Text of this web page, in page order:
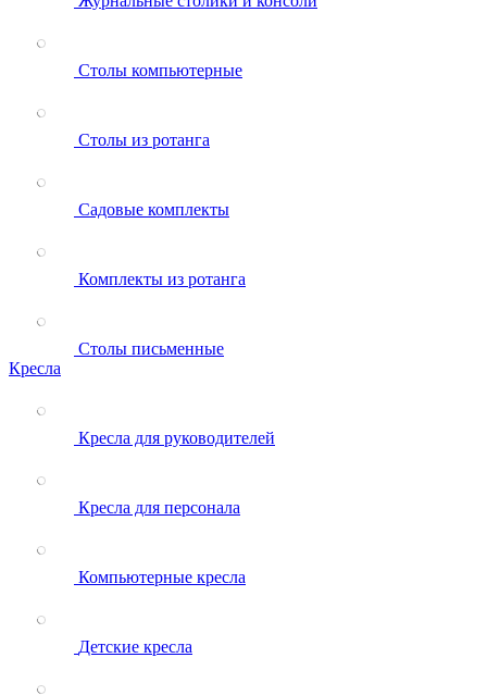
Столы компьютерные
Столы из ротанга
Садовые комплекты
Комплекты из ротанга
Столы письменные
Кресла
Кресла для руководителей
Кресла для персонала
Компьютерные кресла
Детские кресла